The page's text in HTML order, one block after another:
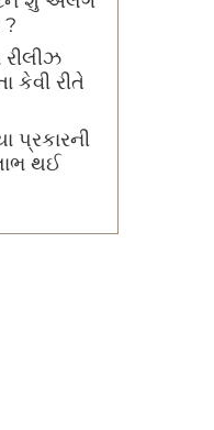
રીલીઝ
કેવી રીતે
થઈ